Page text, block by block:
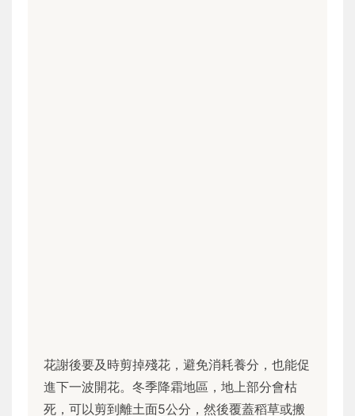
花謝後要及時剪掉殘花，避免消耗養分，也能促
進下一波開花。冬季降霜地區，地上部分會枯
死，可以剪到離土面5公分，然後覆蓋稻草或搬